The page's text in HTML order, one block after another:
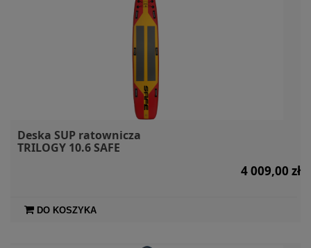
Deska SUP ratownicza
TRILOGY 10.6 SAFE
4 009,00 zł
DO KOSZYKA